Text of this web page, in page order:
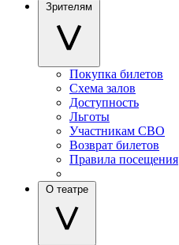
Зрителям
Покупка билетов
Схема залов
Доступность
Льготы
Участникам СВО
Возврат билетов
Правила посещения
О театре